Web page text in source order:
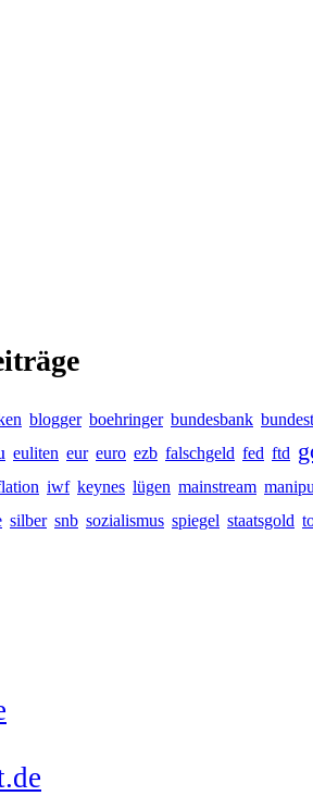
blogger boehringer bundesbank
euliten eur euro ezb falschgeld fed ftd
iwf keynes lügen mainstream
silber snb sozialismus spiegel staatsgold